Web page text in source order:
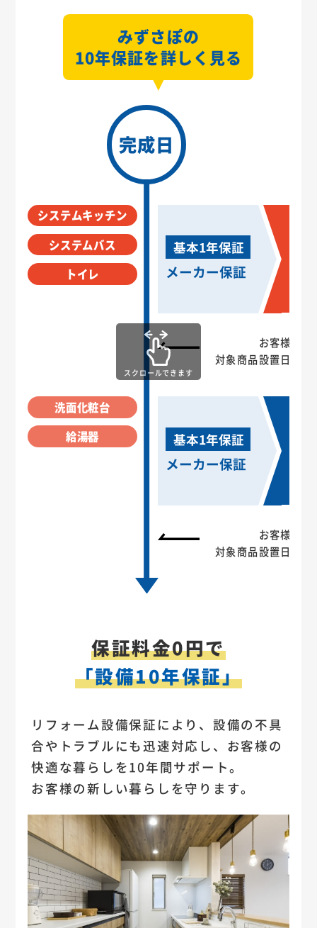
みずさぽの
10年保証を詳しく見る
システムキッチン
システムバス
トイレ
完成日
基本1年保証
メーカー保証
お客様の保
対象商品設置日（
洗面化粧台
給湯器
基本1年保証
メーカー保証
お客様の保
対象商品設置日（
スクロールできます
保証料金0円で
「設備10年保証」
リフォーム設備保証により、設備の不具
合やトラブルにも迅速対応し、お客様の
快適な暮らしを10年間サポート。
お客様の新しい暮らしを守ります。